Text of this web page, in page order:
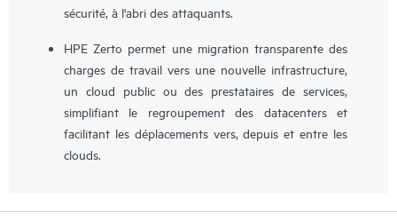
sécurité, à l'abri des attaquants.
HPE Zerto permet une migration transparente des
charges de travail vers une nouvelle infrastructure,
un cloud public ou des prestataires de services,
simplifiant le regroupement des datacenters et
facilitant les déplacements vers, depuis et entre les
clouds.